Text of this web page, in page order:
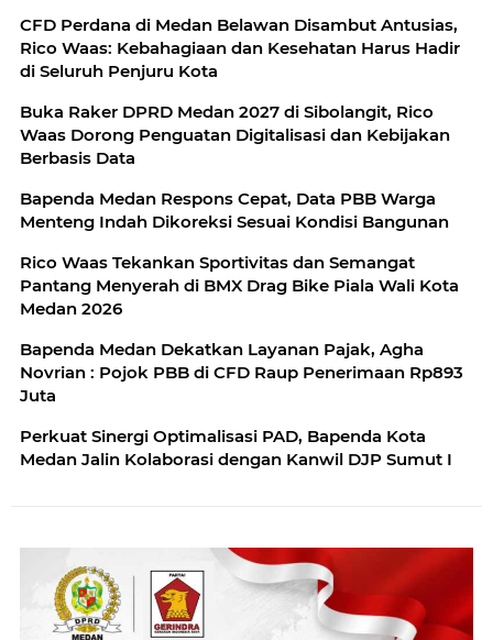
CFD Perdana di Medan Belawan Disambut Antusias,
Rico Waas: Kebahagiaan dan Kesehatan Harus Hadir
di Seluruh Penjuru Kota
Buka Raker DPRD Medan 2027 di Sibolangit, Rico
Waas Dorong Penguatan Digitalisasi dan Kebijakan
Berbasis Data
Bapenda Medan Respons Cepat, Data PBB Warga
Menteng Indah Dikoreksi Sesuai Kondisi Bangunan
Rico Waas Tekankan Sportivitas dan Semangat
Pantang Menyerah di BMX Drag Bike Piala Wali Kota
Medan 2026
Bapenda Medan Dekatkan Layanan Pajak, Agha
Novrian : Pojok PBB di CFD Raup Penerimaan Rp893
Juta
Perkuat Sinergi Optimalisasi PAD, Bapenda Kota
Medan Jalin Kolaborasi dengan Kanwil DJP Sumut I